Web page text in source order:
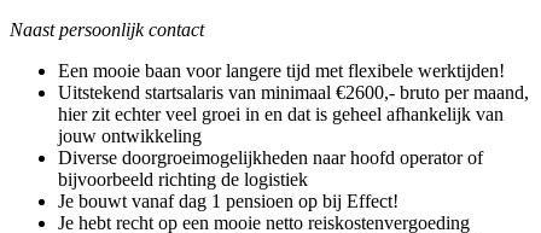
Naast persoonlijk contact
Een mooie baan voor langere tijd met flexibele werktijden!
Uitstekend startsalaris van minimaal €2600,- bruto per maand,
hier zit echter veel groei in en dat is geheel afhankelijk van
jouw ontwikkeling
Diverse doorgroeimogelijkheden naar hoofd operator of
bijvoorbeeld richting de logistiek
Je bouwt vanaf dag 1 pensioen op bij Effect!
Je hebt recht op een mooie netto reiskostenvergoeding